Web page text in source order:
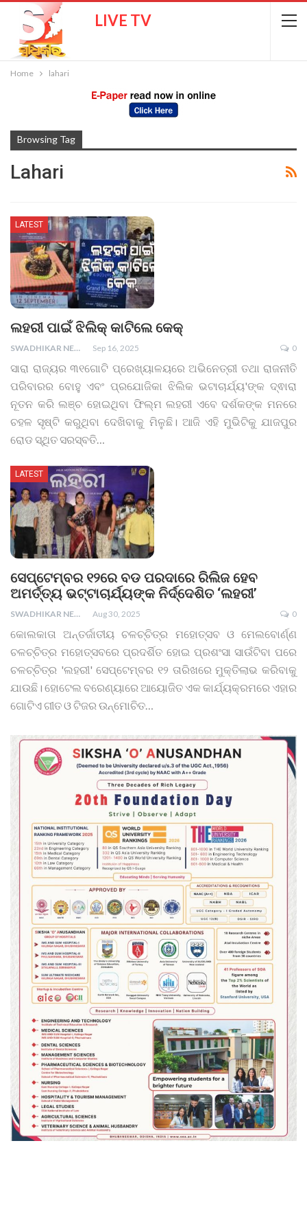
LIVE TV
Home lahari
Browsing Tag
Lahari
LATEST
ଲହରୀ ପାଇଁ ଝିଲିକ୍ କାଟିଲେ କେକ୍
SWADHIKAR NEWS Sep 16, 2025 0
ସାରା ରାଜ୍ୟର ୩୧ଗୋଟି ପ୍ରେଖ୍ୟାଳୟରେ ଅଭିନେତ୍ରୀ ତଥା ରାଜନୀତି
ପରିବାରର ବୋହୁ ଏବଂ ପ୍ରଯୋଜିକା ଝିଲିକ ଭଟାଚାର୍ଯ୍ୟ'ଙ୍କ ଦ୍ଵାରା
ନୂତନ କରି ଲଞ୍ଚ ହୋଇଥିବା ଫିଲ୍ମ ଲହରୀ ଏବେ ଦର୍ଶକଙ୍କ ମନରେ
ଚହଳ ସୃଷ୍ଟି କରୁଥିବା ଦେଖିବାକୁ ମିଳୁଛି। ଆଜି ଏହି ମୁଭିଟିକୁ ଯାଜପୁର
ରୋଡ ସ୍ଥିତ ସରସ୍ବତି…
LATEST
ସେପ୍ଟେମ୍ବର ୧୨ରେ ବଡ ପରଦାରେ ରିଲିଜ ହେବ
ଅମର୍ତ୍ତ୍ୟ ଭଟ୍ଟାଚାର୍ଯ୍ୟଙ୍କ ନିର୍ଦ୍ଦେଶିତ ‘ଲହରୀ’
SWADHIKAR NEWS Aug 30, 2025 0
କୋଲକାତା ଅନ୍ତର୍ଜାତୀୟ ଚଳଚ୍ଚିତ୍ର ମହୋତ୍ସବ ଓ ମେଲବୋର୍ଣ୍ଣ
ଚଳଚ୍ଚିତ୍ର ମହୋତ୍ସବରେ ପ୍ରଦର୍ଶିତ ହୋଇ ପ୍ରଶଂସା ସାଉଁଟିବା ପରେ
ଚଳଚ୍ଚିତ୍ର 'ଲହରୀ' ସେପ୍ଟେମ୍ବର ୧୨ ତାରିଖରେ ମୁକ୍ତିଲାଭ କରିବାକୁ
ଯାଉଛି। ହୋଟେଲ ବରେଣ୍ୟାରେ ଆୟୋଜିତ ଏକ କାର୍ଯ୍ୟକ୍ରମରେ ଏହାର
ଗୋଟିଏ ଗୀତ ଓ ଟିଜର ଉନ୍ମୋଚିତ…